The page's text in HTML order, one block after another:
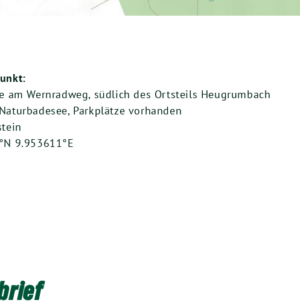
am Wernradweg, südlich des Ortsteils Heugrumbach
Parkplätze vorhanden
9.953611°E